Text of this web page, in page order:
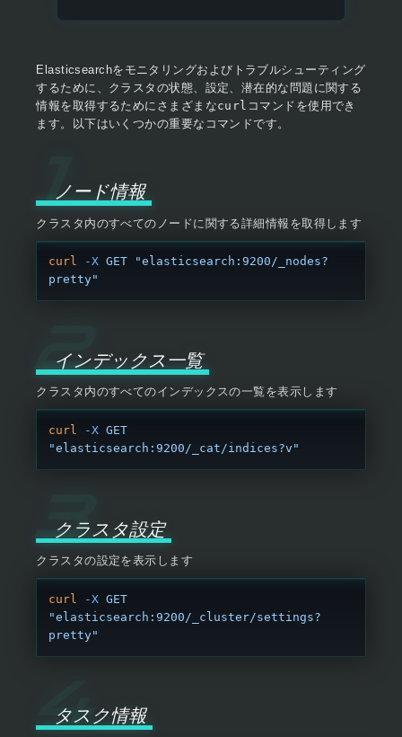
Elasticsearchをモニタリングおよびトラブルシューティング
するために、クラスタの状態、設定、潜在的な問題に関する
情報を取得するためにさまざまなcurl コマンドを使用でき
ます。以下はいくつかの重要なコマンドです。
ノード情報
クラスタ内のすべてのノードに関する詳細情報を取得します
curl -X GET "elasticsearch:9200/_nodes?
pretty"
インデックス一覧
クラスタ内のすべてのインデックスの一覧を表示します
curl -X GET
"elasticsearch:9200/_cat/indices?v"
クラスタ設定
クラスタの設定を表示します
curl -X GET
"elasticsearch:9200/_cluster/settings?
pretty"
タスク情報